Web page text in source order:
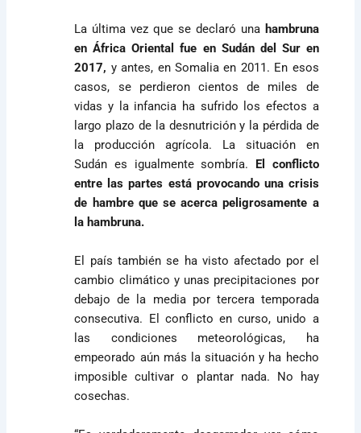
La última vez que se declaró una hambruna
en África Oriental fue en Sudán del Sur en
2017, y antes, en Somalia en 2011. En esos
casos, se perdieron cientos de miles de
vidas y la infancia ha sufrido los efectos a
largo plazo de la desnutrición y la pérdida de
la producción agrícola. La situación en
Sudán es igualmente sombría. El conflicto
entre las partes está provocando una crisis
de hambre que se acerca peligrosamente a
la hambruna.
El país también se ha visto afectado por el
cambio climático y unas precipitaciones por
debajo de la media por tercera temporada
consecutiva. El conflicto en curso, unido a
las condiciones meteorológicas, ha
empeorado aún más la situación y ha hecho
imposible cultivar o plantar nada. No hay
cosechas.